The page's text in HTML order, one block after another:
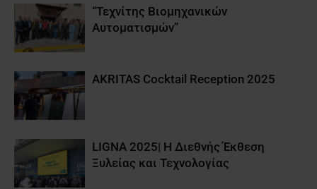
“Τεχνίτης Βιομηχανικών
Αυτοματισμών”
AKRITAS Cocktail Reception 2025
LIGNA 2025| Η Διεθνής Έκθεση
Ξυλείας και Τεχνολογίας